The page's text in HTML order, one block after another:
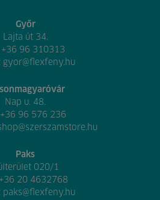
Győr
Lajta út 34.
+36 96 310313
gyor@flexfeny.hu
Nap u. 48.
+36 96 576 236
Paks
020/1
+36 20 4632768
paks@flexfeny.hu